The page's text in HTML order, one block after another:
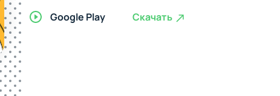
Google Play
Скачать